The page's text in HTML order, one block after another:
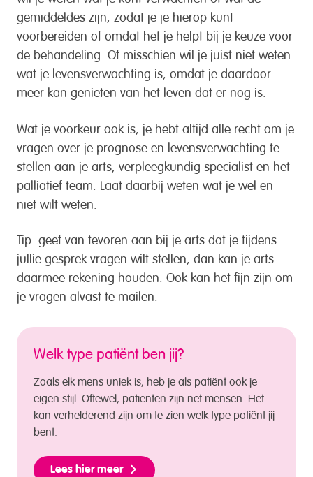
gemiddeldes zijn, zodat je je hierop kunt
voorbereiden of omdat het je helpt bij je keuze voor
de behandeling. Of misschien wil je juist niet weten
wat je levensverwachting is, omdat je daardoor
meer kan genieten van het leven dat er nog is.
Wat je voorkeur ook is, je hebt altijd alle recht om je
vragen over je prognose en levensverwachting te
stellen aan je arts, verpleegkundig specialist en het
palliatief team. Laat daarbij weten wat je wel en
niet wilt weten.
Tip: geef van tevoren aan bij je arts dat je tijdens
jullie gesprek vragen wilt stellen, dan kan je arts
daarmee rekening houden. Ook kan het fijn zijn om
je vragen alvast te mailen.
Welk type patiënt ben jij?
Zoals elk mens uniek is, heb je als patiënt ook je
eigen stijl. Oftewel, patiënten zijn net mensen. Het
kan verhelderend zijn om te zien welk type patiënt jij
bent.
Lees hier meer